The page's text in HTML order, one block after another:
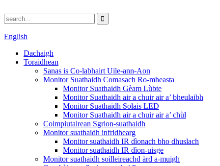
English
Dachaigh
Toraidhean
Sanas is Co-labhairt Uile-ann-Aon
Monitor Suathaidh Comasach Ro-mheasta
Monitor Suathaidh Gèam Lùbte
Monitor Suathaidh air a chuir air a’ bheulaibh
Monitor Suathaidh Solais LED
Monitor Suathaidh air a chuir air a’ chùl
Coimpiutairean Sgrion-suathaidh
Monitor suathaidh infridhearg
Monitor suathaidh IR dìonach bho dhuslach
Monitor suathaidh IR dìon-uisge
Monitor suathaidh soilleireachd àrd a-muigh